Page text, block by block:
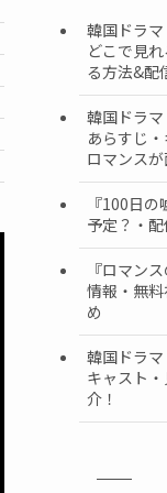
韓国ドラ
どこで見
る方法&配
韓国ドラ
あらすじ
ロマンス
『100日
予定？・
『ロマン
情報・無
め
韓国ドラ
キャスト
介！